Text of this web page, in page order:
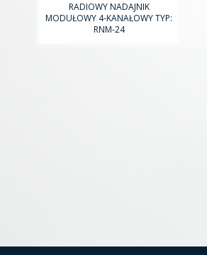
RADIOWY NADAJNIK
MODUŁOWY 4-KANAŁOWY TYP:
RNM-24